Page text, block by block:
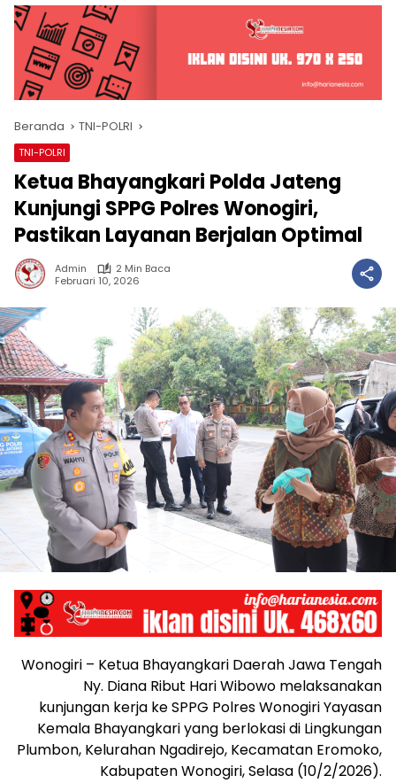
Beranda TNI-POLRI
TNI-POLRI
Ketua Bhayangkari Polda Jateng
Kunjungi SPPG Polres Wonogiri,
Pastikan Layanan Berjalan Optimal
Admin
2 Min Baca
Februari 10, 2026
Wonogiri – Ketua Bhayangkari Daerah Jawa Tengah
Ny. Diana Ribut Hari Wibowo melaksanakan
kunjungan kerja ke SPPG Polres Wonogiri Yayasan
Kemala Bhayangkari yang berlokasi di Lingkungan
Plumbon, Kelurahan Ngadirejo, Kecamatan Eromoko,
Kabupaten Wonogiri, Selasa (10/2/2026).